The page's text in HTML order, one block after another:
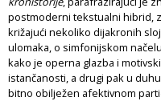
postmoderni tekstualni hibrid,
križajući nekoliko dijakronih
ulomaka, o simfonijskom
kako je operna glazba i
istančanosti, a drugi pak u
bitno obilježen afektivnom